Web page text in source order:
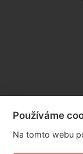
Používáme
Na tomto webu